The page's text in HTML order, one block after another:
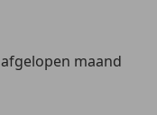
maand